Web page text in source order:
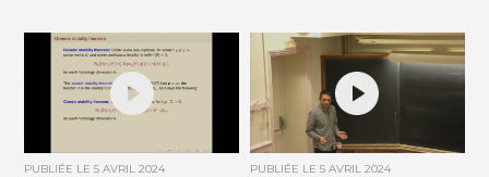
PUBLIÉE LE5 AVRIL 2024 PUBLIÉE LE 5 AVRIL 2024